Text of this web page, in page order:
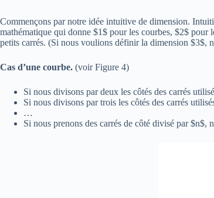
Commençons par notre idée intuitive de dimension.
mathématique qui donne $1$ pour les courbes, $2$
petits carrés. (Si nous voulions définir la dimension $3$,
Cas d’une courbe. (voir Figure 4)
Si nous divisons par deux les côtés des carrés
Si nous divisons par trois les côtés des carrés
…
Si nous prenons des carrés de côté divisé par